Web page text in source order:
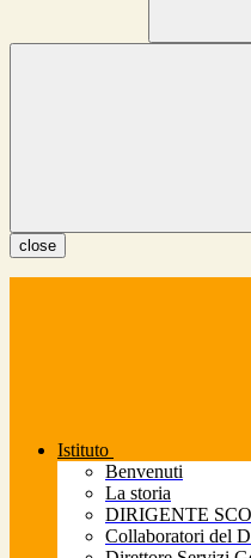
close
Istituto
Benvenuti
La storia
DIRIGENTE
Collaboratori del